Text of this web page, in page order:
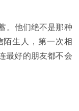
。他们绝不是那种
陌生人，第一次相
最好的朋友都不会